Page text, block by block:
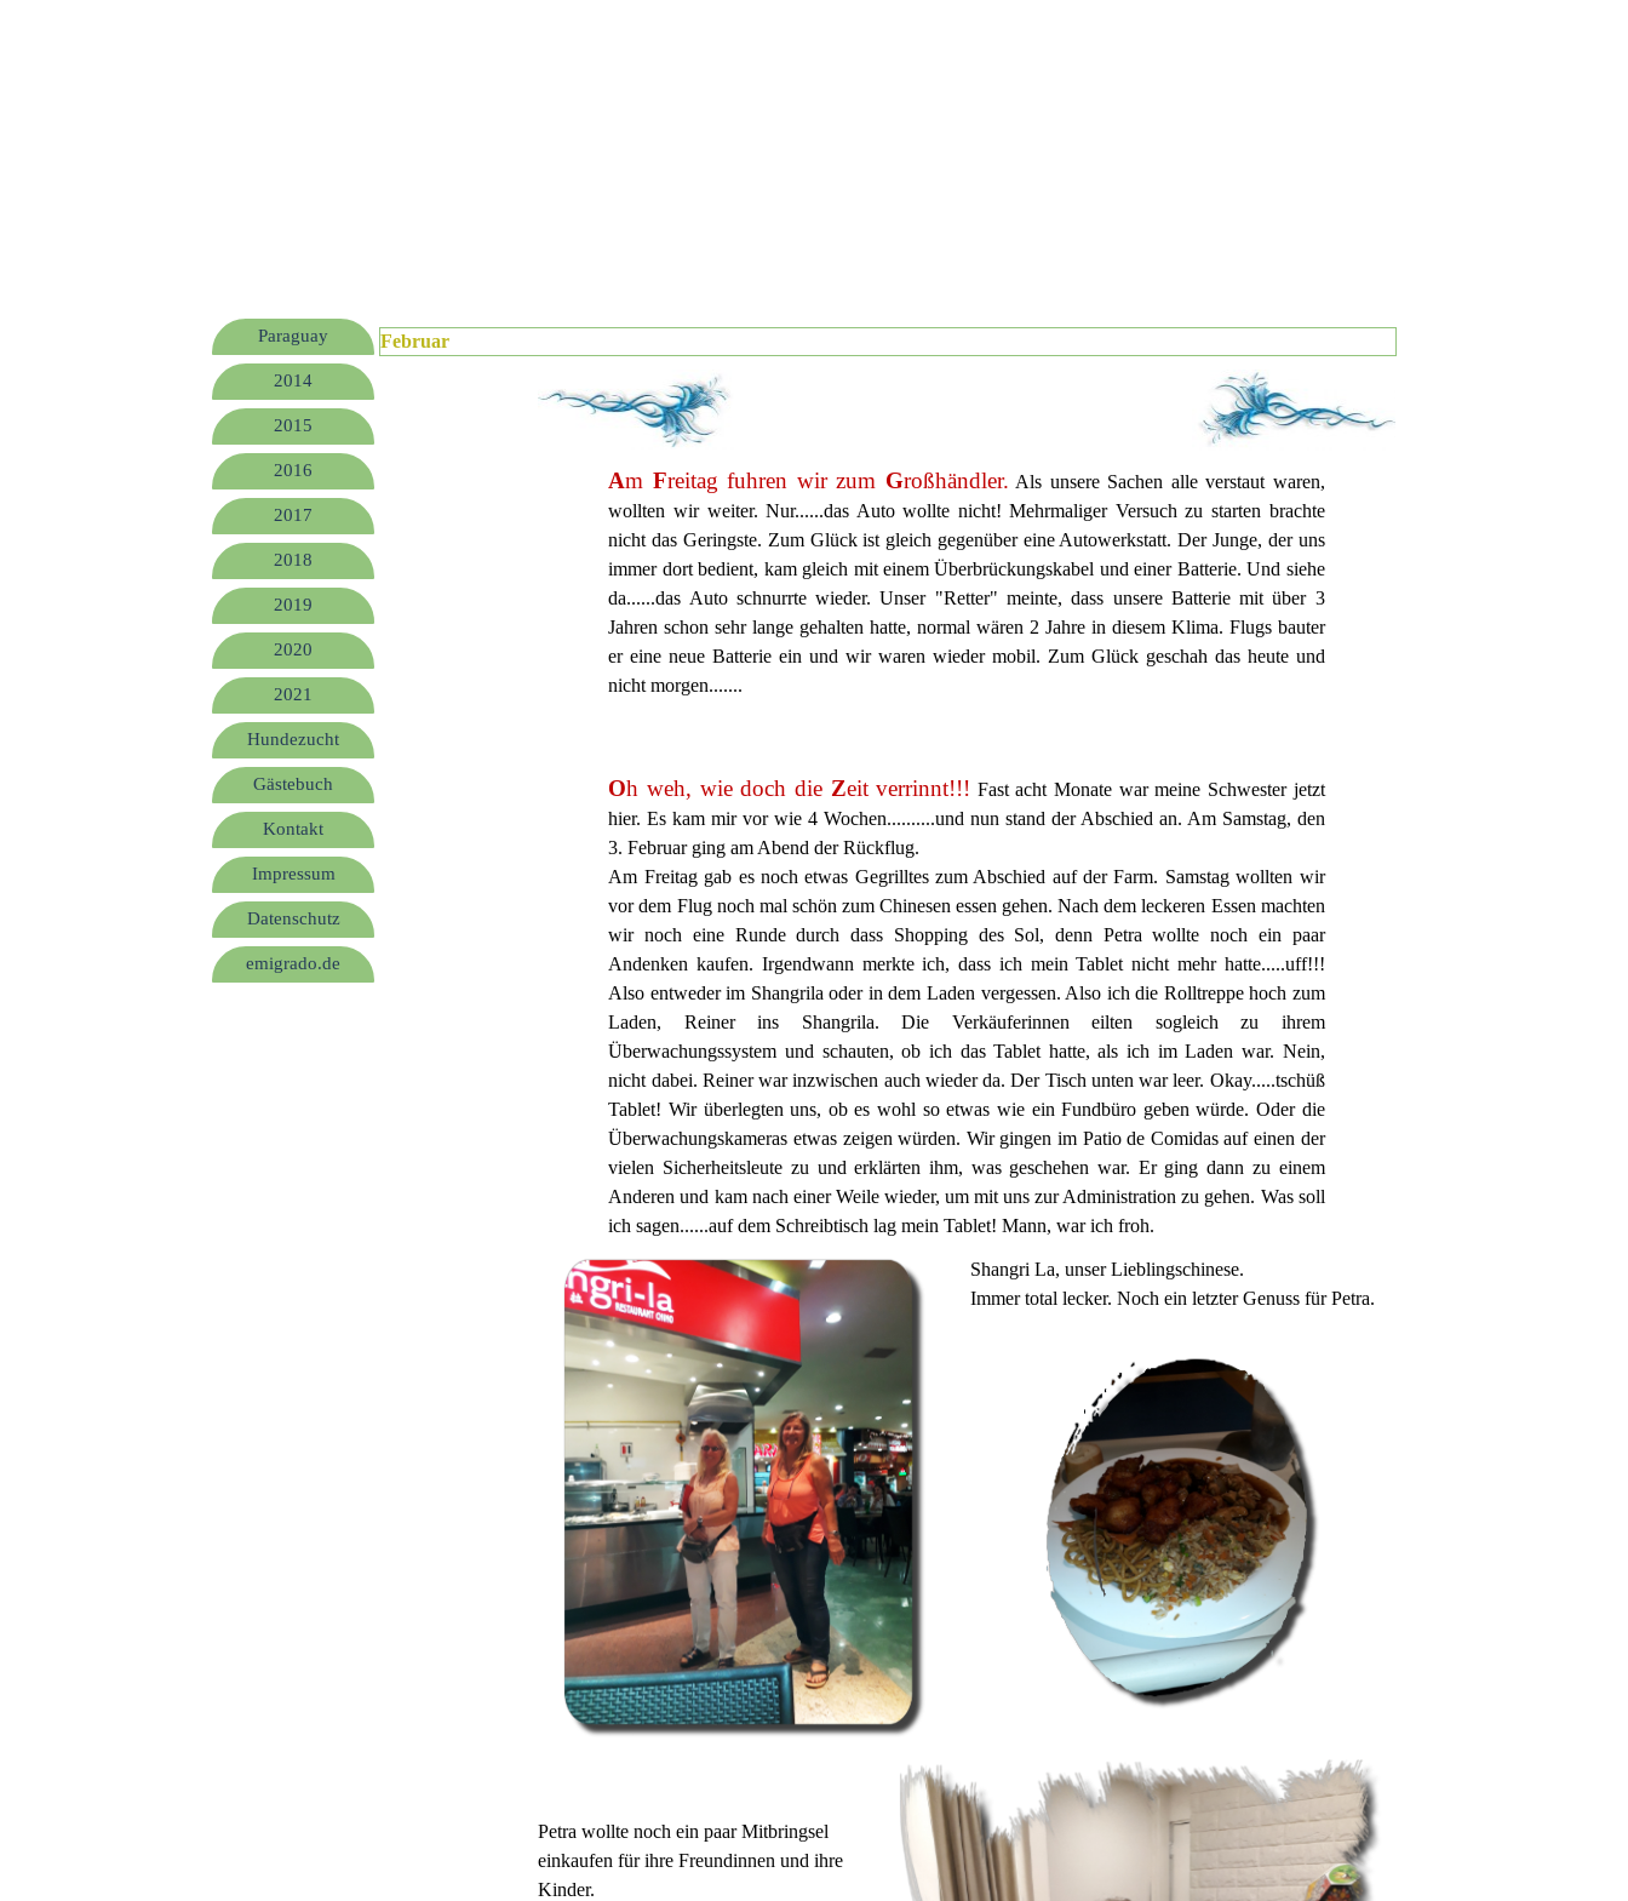
Paraguay
2014
2015
2016
2017
2018
2019
2020
2021
Hundezucht
Gästebuch
Kontakt
Impressum
Datenschutz
emigrado.de
Februar
Am Freitag fuhren wir zum Großhändler. Als unsere Sachen alle verstaut waren,
wollten wir weiter. Nur......das Auto wollte nicht! Mehrmaliger Versuch zu starten brachte
nicht das Geringste. Zum Glück ist gleich gegenüber eine Autowerkstatt. Der Junge, der uns
immer dort bedient, kam gleich mit einem Überbrückungskabel und einer Batterie. Und siehe
da......das Auto schnurrte wieder. Unser "Retter" meinte, dass unsere Batterie mit über 3
Jahren schon sehr lange gehalten hatte, normal wären 2 Jahre in diesem Klima. Flugs bauter
er eine neue Batterie ein und wir waren wieder mobil. Zum Glück geschah das heute und
nicht morgen.......
Oh weh, wie doch die Zeit verrinnt!!! Fast acht Monate war meine Schwester jetzt
hier. Es kam mir vor wie 4 Wochen..........und nun stand der Abschied an. Am Samstag, den
3. Februar ging am Abend der Rückflug.
Am Freitag gab es noch etwas Gegrilltes zum Abschied auf der Farm. Samstag wollten wir
vor dem Flug noch mal schön zum Chinesen essen gehen. Nach dem leckeren Essen machten
wir noch eine Runde durch dass Shopping des Sol, denn Petra wollte noch ein paar
Andenken kaufen. Irgendwann merkte ich, dass ich mein Tablet nicht mehr hatte.....uff!!!
Also entweder im Shangrila oder in dem Laden vergessen. Also ich die Rolltreppe hoch zum
Laden, Reiner ins Shangrila. Die Verkäuferinnen eilten sogleich zu ihrem
Überwachungssystem und schauten, ob ich das Tablet hatte, als ich im Laden war. Nein,
nicht dabei. Reiner war inzwischen auch wieder da. Der Tisch unten war leer. Okay.....tschüß
Tablet! Wir überlegten uns, ob es wohl so etwas wie ein Fundbüro geben würde. Oder die
Überwachungskameras etwas zeigen würden. Wir gingen im Patio de Comidas auf einen der
vielen Sicherheitsleute zu und erklärten ihm, was geschehen war. Er ging dann zu einem
Anderen und kam nach einer Weile wieder, um mit uns zur Administration zu gehen. Was soll
ich sagen......auf dem Schreibtisch lag mein Tablet! Mann, war ich froh.
Shangri La, unser Lieblingschinese.
Immer total lecker. Noch ein letzter Genuss für Petra.
Petra wollte noch ein paar Mitbringsel
einkaufen für ihre Freundinnen und ihre
Kinder.